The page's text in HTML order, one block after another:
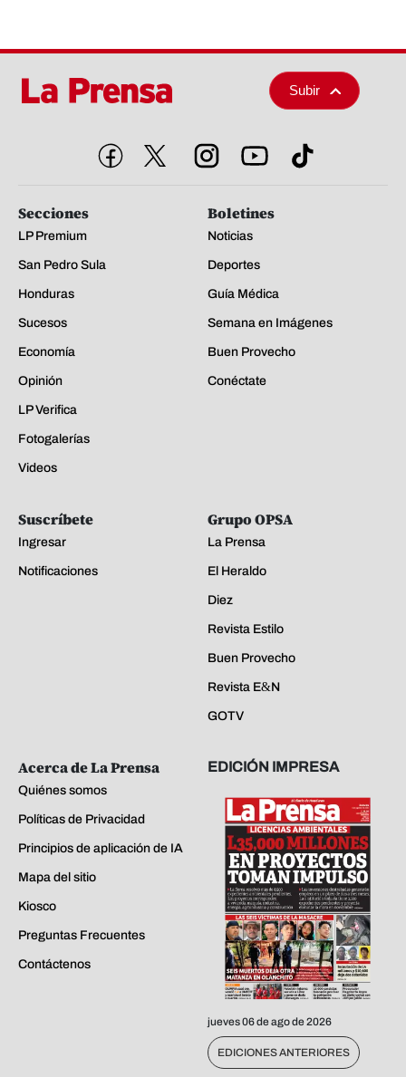
Subir
Secciones
LP Premium
San Pedro Sula
Honduras
Sucesos
Economía
Opinión
LP Verifica
Fotogalerías
Videos
Boletines
Noticias
Deportes
Guía Médica
Semana en Imágenes
Buen Provecho
Conéctate
Suscríbete
Ingresar
Notificaciones
Grupo OPSA
La Prensa
El Heraldo
Diez
Revista Estilo
Buen Provecho
Revista E&N
GOTV
Acerca de La Prensa
Quiénes somos
Políticas de Privacidad
Principios de aplicación de IA
Mapa del sitio
Kiosco
Preguntas Frecuentes
Contáctenos
EDICIÓN IMPRESA
jueves 06 de ago de 2026
EDICIONES ANTERIORES